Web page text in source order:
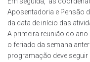
Aposentadoria e Pensão
da data de início das
A primeira reunião do
o feriado da semana
programação deve